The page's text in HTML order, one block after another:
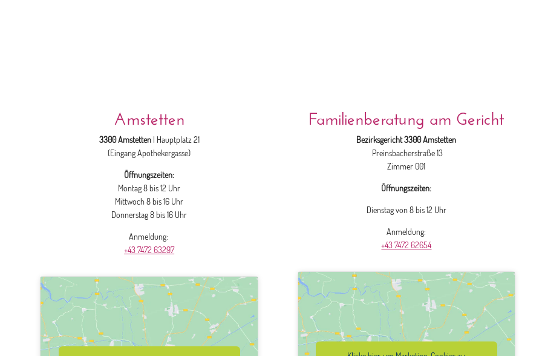
Amstetten
3300 Amstetten | Hauptplatz 21
(Eingang Apothekergasse)
Öffnungszeiten:
Montag 8 bis 12 Uhr
Mittwoch 8 bis 16 Uhr
Donnerstag 8 bis 16 Uhr
Anmeldung:
+43 7472 63297
Familienberatung am Gericht
Bezirksgericht 3300 Amstetten
Preinsbacherstraße 13
Zimmer 001
Öffnungszeiten:
Dienstag von 8 bis 12 Uhr
Anmeldung:
+43 7472 62654